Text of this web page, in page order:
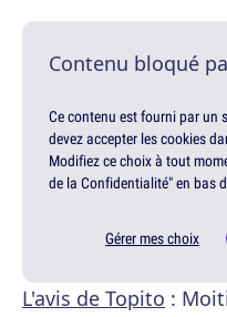
Contenu bloqué
Ce contenu est fourni par un
devez accepter les cookies
Modifiez ce choix à tout
de la Confidentialité" en bas
Gérer mes choix
L'avis de Topito :